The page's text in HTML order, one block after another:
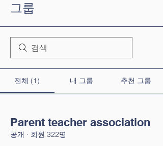
그룹
전체 (1) 내 그룹 추천 그룹
Parent teacher association
공개 · 회원 322명